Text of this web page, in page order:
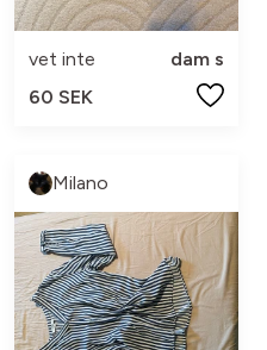
vet inte
dam s
60 SEK
Milano